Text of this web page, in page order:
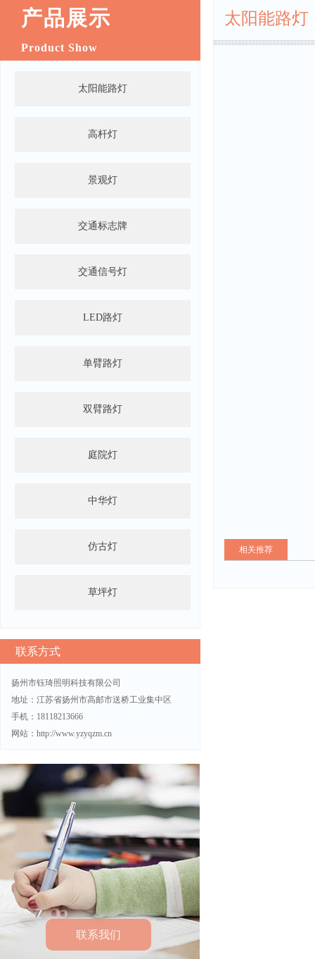
产品展示
Product Show
太阳能路灯
高杆灯
景观灯
交通标志牌
交通信号灯
LED路灯
单臂路灯
双臂路灯
庭院灯
中华灯
仿古灯
草坪灯
联系方式
扬州市钰琦照明科技有限公司
地址：江苏省扬州市高邮市送桥工业集中区
手机：18118213666
网站：http://www.yzyqzm.cn
联系我们
太阳能路灯
相关推荐